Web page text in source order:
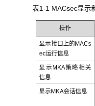
表1-1 MACsec显示
操作
显示接口上的MACs
ec运行信息
显示MKA策略相关
信息
显示MKA会话信息